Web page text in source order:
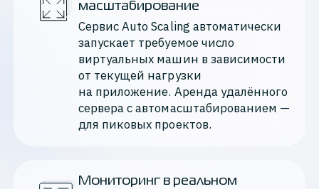
масштабирование
Сервис Auto Scaling автоматически
запускает требуемое число
виртуальных машин в зависимости
от текущей нагрузки
на приложение. Аренда удалённого
сервера с автомасштабированием —
для пиковых проектов.
Мониторинг в реальном